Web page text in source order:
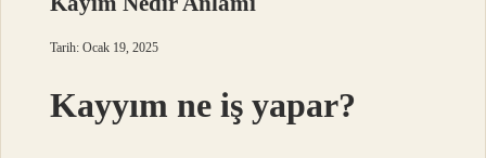
Tarih: Ocak 19, 2025
Kayyım ne iş yapar?